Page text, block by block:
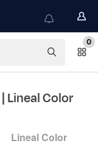
0
| Lineal Color
Lineal Color